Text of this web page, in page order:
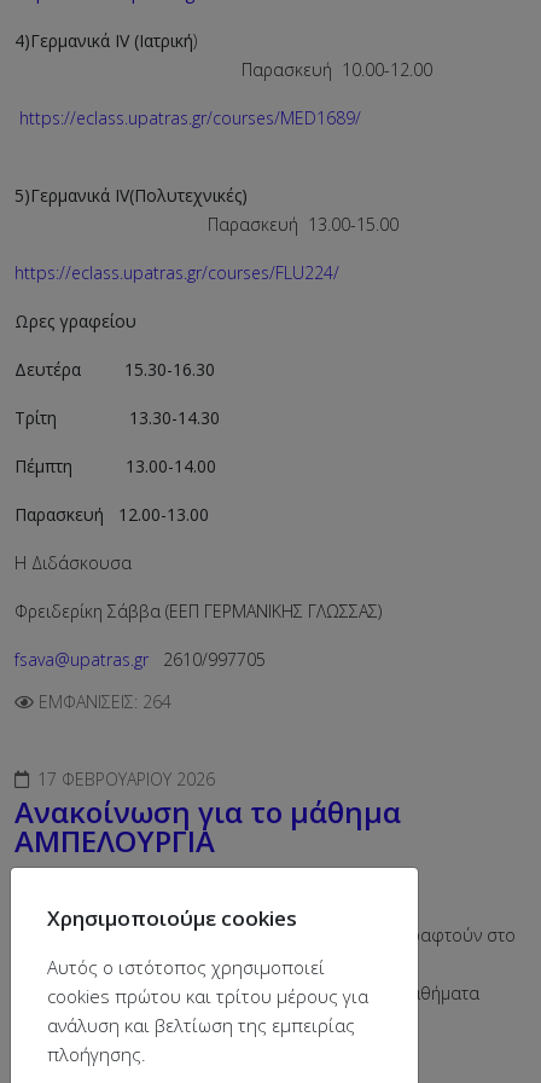
4)Γερμανικά ΙV (Iατρική)
Παρασκευή 10.00-12.00
https://eclass.upatras.gr/courses/MED1689/
5)Γερμανικά ΙV(Πολυτεχνικές)
Παρασκευή 13.00-15.00
https://eclass.upatras.gr/courses/FLU224/
Ωρες γραφείου
Δευτέρα 15.30-16.30
Τρίτη 13.30-14.30
Πέμπτη 13.00-14.00
Παρασκευή 12.00-13.00
Η Διδάσκουσα
Φρειδερίκη Σάββα (ΕΕΠ ΓΕΡΜΑΝΙΚΗΣ ΓΛΩΣΣΑΣ)
fsava@upatras.gr 2610/997705
ΕΜΦΑΝΊΣΕΙΣ: 264
17 ΦΕΒΡΟΥΑΡΊΟΥ 2026
Ανακοίνωση για το μάθημα
ΑΜΠΕΛΟΥΡΓΙΑ
Παρακαλούνται οι φοιτητές του Τμήματος που θα
παρακολουθήσουν το μάθημα ΑΜΠΕΛΟΥΡΓΙΑ να γραφτούν στο
eclass του μαθήματος
https://eclass.upatras.gr/courses/CHEM2025/ . Τα μαθήματα
έχουν ξεκινήσει.
ΕΜΦΑΝΊΣΕΙΣ: 201
Χρησιμοποιούμε cookies
Αυτός ο ιστότοπος χρησιμοποιεί
cookies πρώτου και τρίτου μέρους για
ανάλυση και βελτίωση της εμπειρίας
πλοήγησης.